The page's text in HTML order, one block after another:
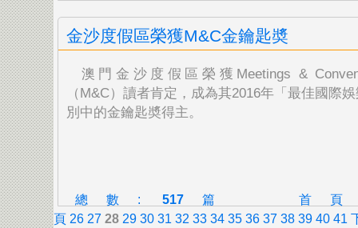
金沙度假區榮獲M&C金鑰匙奬
澳門金沙度假區榮獲Meetings &
（M&C）讀者肯定，成為其2016年「最佳國際
別中的金鑰匙奬得主。
總數:517 篇
首
頁 26 27 28 29 30 31 32 33 34 35 36 37 38 39 40 41